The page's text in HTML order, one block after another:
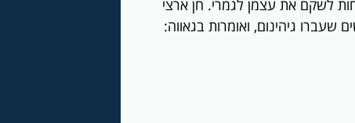
לשקם את עצמן לגמרי. חן ארצי
שעברו גיהינום, ואומרות בגאווה: